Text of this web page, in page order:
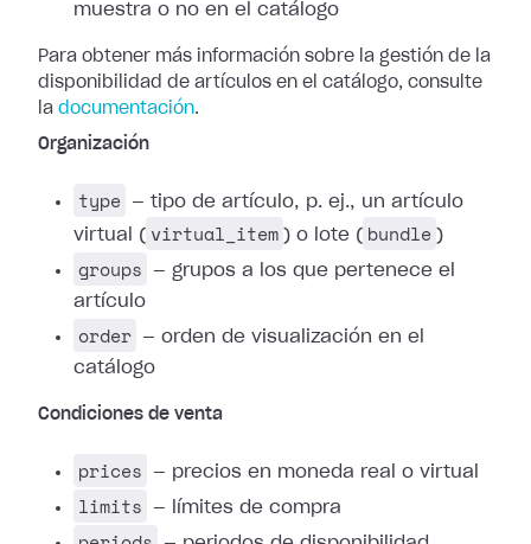
muestra o no en el catálogo
Para obtener más información sobre la gestión de la
disponibilidad de artículos en el catálogo, consulte
la documentación.
Organización
type
— tipo de artículo, p. ej., un artículo
virtual ( virtual_item ) o lote ( bundle )
groups
— grupos a los que pertenece el
artículo
order
— orden de visualización en el
catálogo
Condiciones de venta
prices — precios en moneda real o virtual
limits — límites de compra